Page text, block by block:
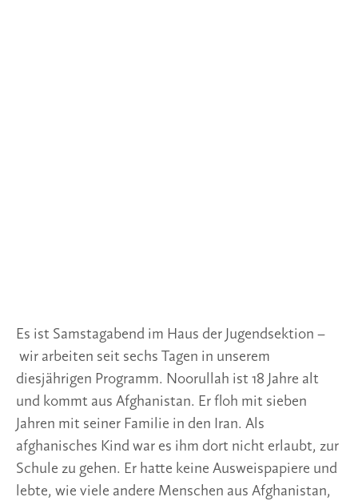
Es ist Samstagabend im Haus der Jugendsektion –
wir arbeiten seit sechs Tagen in unserem
diesjährigen Programm. Noorullah ist 18 Jahre alt
und kommt aus Afghanistan. Er floh mit sieben
Jahren mit seiner Familie in den Iran. Als
afghanisches Kind war es ihm dort nicht erlaubt, zur
Schule zu gehen. Er hatte keine Ausweispapiere und
lebte, wie viele andere Menschen aus Afghanistan,